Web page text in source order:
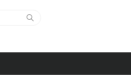
Buscar